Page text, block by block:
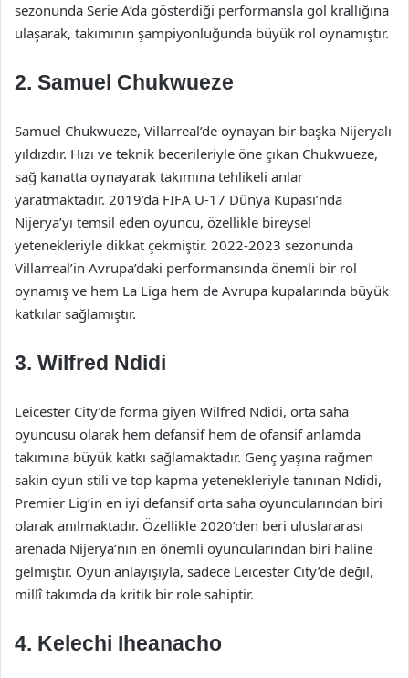
sezonunda Serie A’da gösterdiği performansla gol krallığına
ulaşarak, takımının şampiyonluğunda büyük rol oynamıştır.
2. Samuel Chukwueze
Samuel Chukwueze, Villarreal’de oynayan bir başka Nijeryalı
yıldızdır. Hızı ve teknik becerileriyle öne çıkan Chukwueze,
sağ kanatta oynayarak takımına tehlikeli anlar
yaratmaktadır. 2019’da FIFA U-17 Dünya Kupası’nda
Nijerya’yı temsil eden oyuncu, özellikle bireysel
yetenekleriyle dikkat çekmiştir. 2022-2023 sezonunda
Villarreal’in Avrupa’daki performansında önemli bir rol
oynamış ve hem La Liga hem de Avrupa kupalarında büyük
katkılar sağlamıştır.
3. Wilfred Ndidi
Leicester City’de forma giyen Wilfred Ndidi, orta saha
oyuncusu olarak hem defansif hem de ofansif anlamda
takımına büyük katkı sağlamaktadır. Genç yaşına rağmen
sakin oyun stili ve top kapma yetenekleriyle tanınan Ndidi,
Premier Lig’in en iyi defansif orta saha oyuncularından biri
olarak anılmaktadır. Özellikle 2020’den beri uluslararası
arenada Nijerya’nın en önemli oyuncularından biri haline
gelmiştir. Oyun anlayışıyla, sadece Leicester City’de değil,
millî takımda da kritik bir role sahiptir.
4. Kelechi Iheanacho